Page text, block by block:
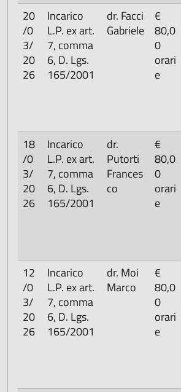
20
/0
3/
20
26
Incarico
L.P. ex art.
7, comma
6, D. Lgs.
165/2001
dr. Facci
Gabriele
€
80,0
0
orari
e
18
/0
3/
20
26
Incarico
L.P. ex art.
7, comma
6, D. Lgs.
165/2001
dr.
Putorti
Frances
co
€
80,0
0
orari
e
12
/0
3/
20
26
Incarico
L.P. ex art.
7, comma
6, D. Lgs.
165/2001
dr. Moi
Marco
€
80,0
0
orari
e